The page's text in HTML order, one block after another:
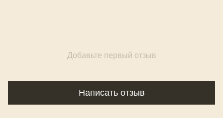
Добавьте первый отзыв
Написать отзыв